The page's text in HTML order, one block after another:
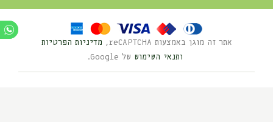
אתר זה מוגן באמצעות reCAPTCHA,
מדיניות הפרטיות
ותנאי השימוש של Google.